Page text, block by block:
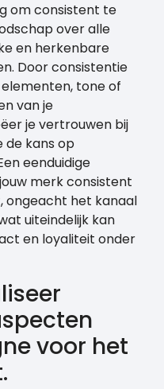
om consistent te
over alle
en herkenbare
Door consistentie
tone of
van je
je vertrouwen bij
de kans op
eenduidige
merk consistent
ongeacht het kanaal
uiteindelijk kan
en loyaliteit onder
voor het